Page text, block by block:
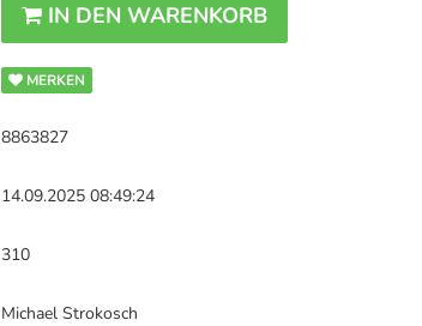
IN DEN WARENKORB
MERKEN
8863827
14.09.2025 08:49:24
310
Michael Strokosch